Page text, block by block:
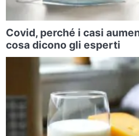
Covid, perché i casi
cosa dicono gli esperti